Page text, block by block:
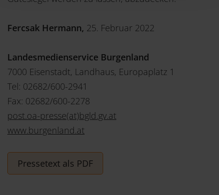
Datenschutzerklärung ein guter Ort, um über die
Verarbeitung Ihrer Daten, Ihre Rechte und unsere
Fercsak Hermann, 25. Februar 2022
Landesmedienservice Burgenland
7000 Eisenstadt, Landhaus, Europaplatz 1
Tel: 02682/600-2941
Fax: 02682/600-2278
post.oa-presse(at)bgld.gv.at
www.burgenland.at
Pressetext als PDF